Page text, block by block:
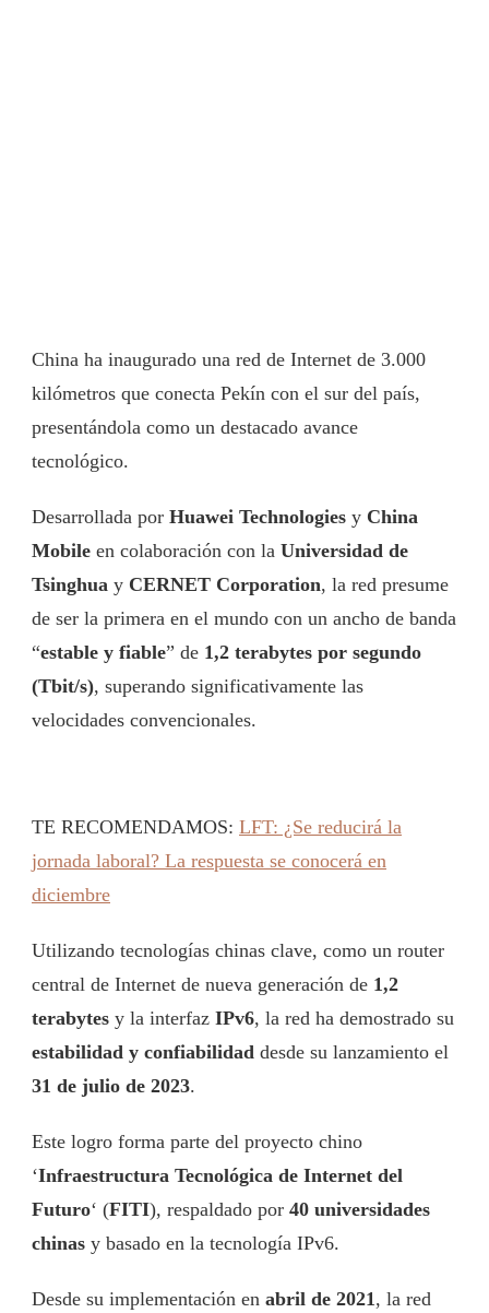
China ha inaugurado una red de Internet de 3.000
kilómetros que conecta Pekín con el sur del país,
presentándola como un destacado avance
tecnológico.
Desarrollada por Huawei Technologies y China
Mobile en colaboración con la Universidad de
Tsinghua y CERNET Corporation, la red presume
de ser la primera en el mundo con un ancho de banda
“estable y fiable” de 1,2 terabytes por segundo
(Tbit/s), superando significativamente las
velocidades convencionales.
TE RECOMENDAMOS: LFT: ¿Se reducirá la
jornada laboral? La respuesta se conocerá en
diciembre
Utilizando tecnologías chinas clave, como un router
central de Internet de nueva generación de 1,2
terabytes y la interfaz IPv6, la red ha demostrado su
estabilidad y confiabilidad desde su lanzamiento el
31 de julio de 2023.
Este logro forma parte del proyecto chino
‘Infraestructura Tecnológica de Internet del
Futuro‘ (FITI), respaldado por 40 universidades
chinas y basado en la tecnología IPv6.
Desde su implementación en abril de 2021 , la red